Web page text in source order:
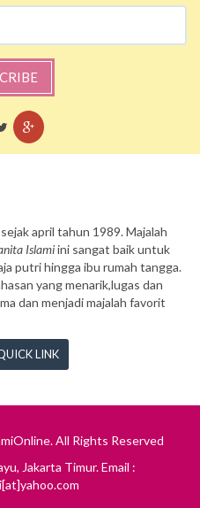
april tahun 1989. Majalah
Islamiini sangat baik untuk
putri hingga ibu rumah tangga.
yang menarik,lugas dan
dan menjadi majalah favorit
LINK
All Rights Reserved
Jakarta Timur. Email :